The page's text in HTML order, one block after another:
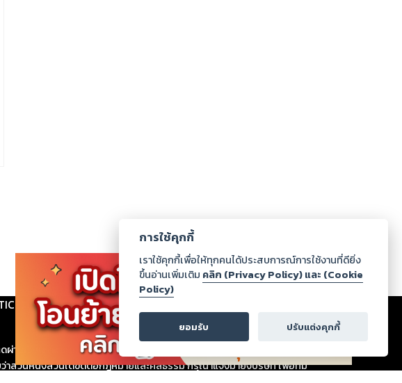
| ติดต่อเรา
นเว็บไซต์และปรากฏว่าละเมิดสิทธิในทรัพย์สินทางปัญญาของบุคคลอื่นหรือ
ส่วนหนึ่งส่วนใดขัดต่อกฎหมายและศีลธรรม กรุณาแจ้งมายังบริษัท เพื่อทีม
การใช้คุกกี้
เราใช้คุกกี้เพื่อให้ทุกคนได้ประสบการณ์การใช้งานที่ดียิ่ง
ขึ้นอ่านเพิ่มเติม คลิก (Privacy Policy) และ (Cookie
Policy)
ยอมรับ ปรับแต่งคุกกี้